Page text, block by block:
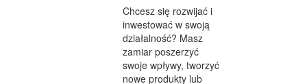
Chcesz się rozwijać i
inwestować w swoją
działalność? Masz
zamiar poszerzyć
swoje wpływy, tworzyć
nowe produkty lub